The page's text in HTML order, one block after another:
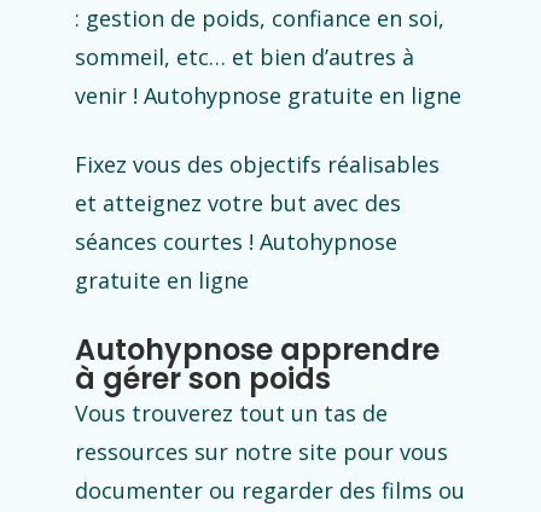
: gestion de poids, confiance en soi,
sommeil, etc… et bien d’autres à
venir ! Autohypnose gratuite en ligne
Fixez vous des objectifs réalisables
et atteignez votre but avec des
séances courtes ! Autohypnose
gratuite en ligne
Autohypnose apprendre
à gérer son poids
Vous trouverez tout un tas de
ressources sur notre site pour vous
documenter ou regarder des films ou